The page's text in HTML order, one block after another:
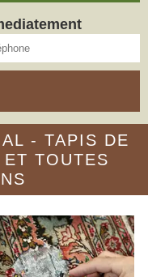
- TAPIS DE
TOUTES